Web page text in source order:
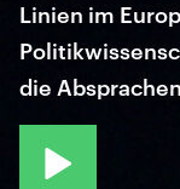
Linien im
die